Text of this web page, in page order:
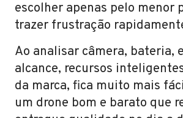
escolher apenas pelo menor
trazer frustração
Ao analisar câmera, bateria,
alcance, recursos
da marca, fica muito mais
um drone bom e barato que